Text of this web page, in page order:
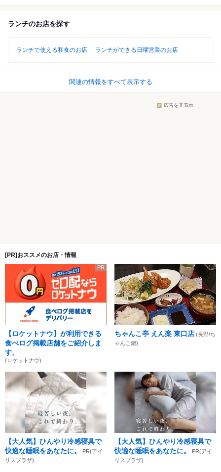
ランチのお店を探す
ランチで使える和食のお店 ランチができる日曜営業のお店
関連の情報をすべて表示する
広告を非表示
[PR]おススメのお店・情報
PR
【ロケットナウ】が利用できる
食べログ掲載店舗をご紹介しま
す。
(ロケットナウ)
ちゃんこ亭 えん楽 東口店 (長野/ち
ゃんこ鍋)
【大人気】ひんやり冷感寝具で
快適な睡眠をあなたに。
PR(アイ
リスプラザ)
【大人気】ひんやり冷感寝具で
快適な睡眠をあなたに。
PR(アイ
リスプラザ)